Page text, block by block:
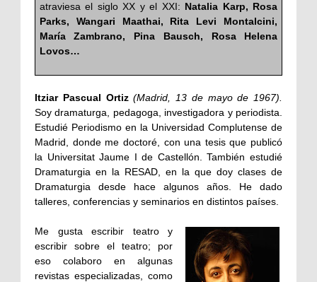
atraviesa el siglo XX y el XXI: Natalia Karp, Rosa
Parks, Wangari Maathai, Rita Levi Montalcini,
María Zambrano, Pina Bausch, Rosa Helena
Lovos…
Itziar Pascual Ortiz (Madrid, 13 de mayo de 1967).
Soy dramaturga, pedagoga, investigadora y periodista.
Estudié Periodismo en la Universidad Complutense de
Madrid, donde me doctoré, con una tesis que publicó
la Universitat Jaume I de Castellón. También estudié
Dramaturgia en la RESAD, en la que doy clases de
Dramaturgia desde hace algunos años. He dado
talleres, conferencias y seminarios en distintos países.
Me gusta escribir teatro y
escribir sobre el teatro; por
eso colaboro en algunas
revistas especializadas, como